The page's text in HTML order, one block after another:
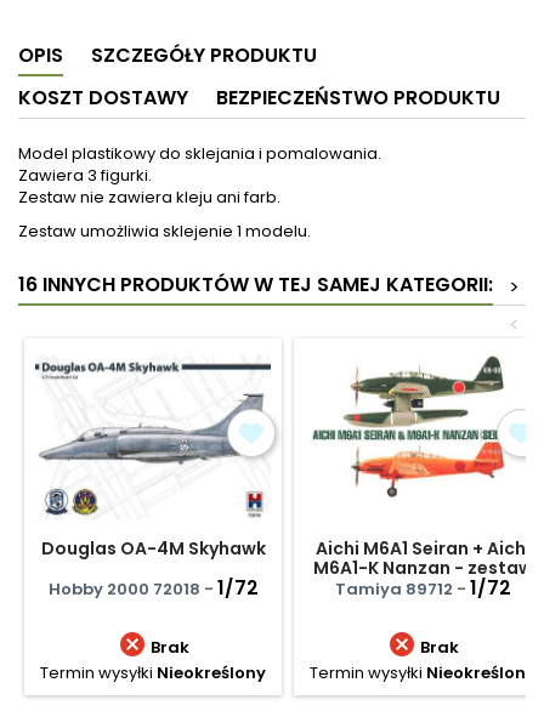
OPIS
SZCZEGÓŁY PRODUKTU
KOSZT DOSTAWY
BEZPIECZEŃSTWO PRODUKTU
Model plastikowy do sklejania i pomalowania.
Zawiera 3 figurki.
Zestaw nie zawiera kleju ani farb.
Zestaw umożliwia sklejenie 1 modelu.
16 INNYCH PRODUKTÓW W TEJ SAMEJ KATEGORII:
>
<
Douglas OA-4M Skyhawk
Hobby 2000 72018 - 1/72
 Brak
Termin wysyłki Nieokreślony
Aichi M6A1 Seiran + Aichi
M6A1-K Nanzan - zestaw
Tamiya 89712 - 1/72
 Brak
Termin wysyłki Nieokreślony